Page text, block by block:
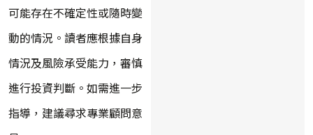
可能存在不確定性或隨時變
動的情況。讀者應根據自身
情況及風險承受能力，審慎
進行投資判斷。如需進一步
指導，建議尋求專業顧問意